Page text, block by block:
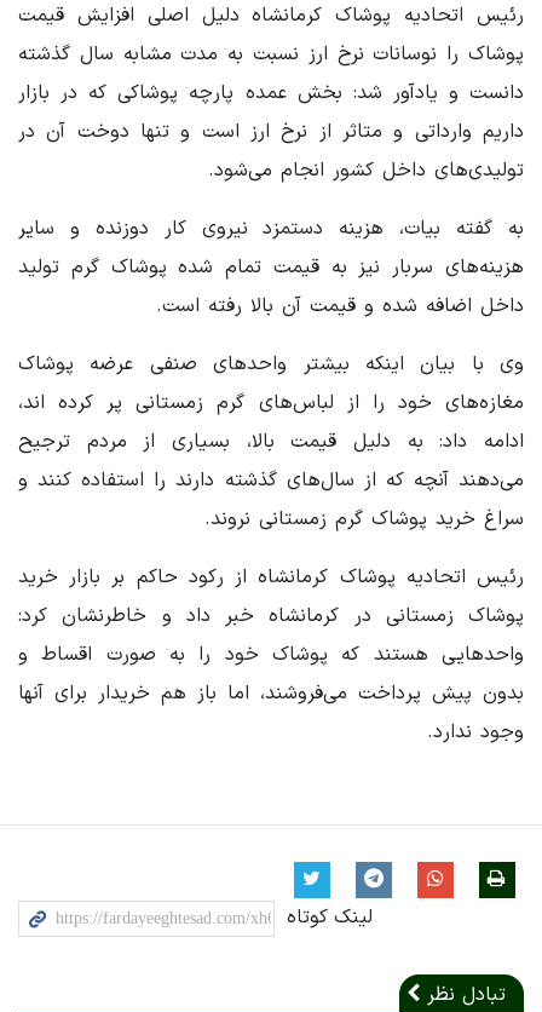
رئیس اتحادیه پوشاک کرمانشاه دلیل اصلی افزایش قیمت
پوشاک را نوسانات نرخ ارز نسبت به مدت مشابه سال گذشته
دانست و یادآور شد: بخش عمده پارچه پوشاکی که در بازار
داریم وارداتی و متاثر از نرخ ارز است و تنها دوخت آن در
تولیدی‌های داخل کشور انجام می‌شود.
به گفته بیات، هزینه دستمزد نیروی کار دوزنده و سایر
هزینه‌های سربار نیز به قیمت تمام شده پوشاک گرم تولید
داخل اضافه شده و قیمت آن بالا رفته است.
وی با بیان اینکه بیشتر واحدهای صنفی عرضه پوشاک
مغازه‌های خود را از لباس‌های گرم زمستانی پر کرده اند،
ادامه داد: به دلیل قیمت بالا، بسیاری از مردم ترجیح
می‌دهند آنچه که از سال‌های گذشته دارند را استفاده کنند و
سراغ خرید پوشاک گرم زمستانی نروند.
رئیس اتحادیه پوشاک کرمانشاه از رکود حاکم بر بازار خرید
پوشاک زمستانی در کرمانشاه خبر داد و خاطرنشان کرد:
واحدهایی هستند که پوشاک خود را به صورت اقساط و
بدون پیش پرداخت می‌فروشند، اما باز هم خریدار برای آنها
وجود ندارد.
لینک کوتاه
تبادل نظر